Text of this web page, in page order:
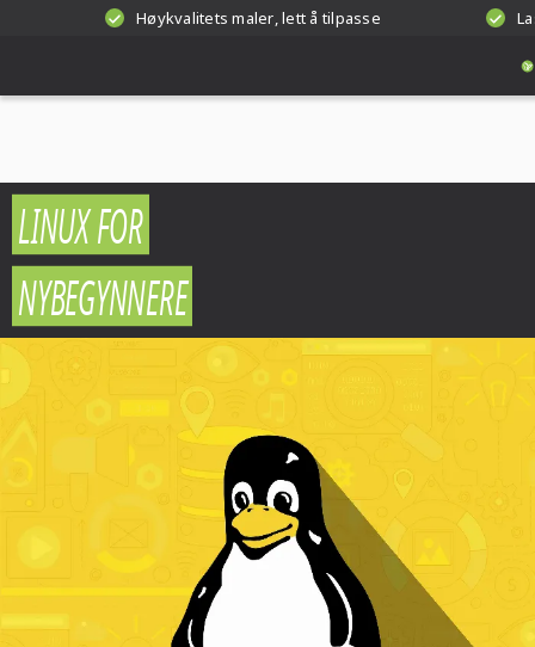
Høykvalitets maler, lett å tilpasse
LINUX FOR
NYBEGYNNERE